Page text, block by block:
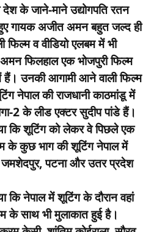
के जाने-माने उद्योगपति रतन
हुए गायक अजीत अमन बहुत जल्द ही
व वीडियो एलबम में भी
फिलहाल एक भोजपुरी फिल्म
उनकी आगामी आने वाली फिल्म
नेपाल की राजधानी काठमांडू में
2 के लीड एक्टर सुदीप पांडे हैं।
कि शूटिंग को लेकर वे पिछले एक
के कुछ भाग की शूटिंग नेपाल में
पटना और उतर प्रदेश
नेपाल में शूटिंग के दौरान वहां
के साथ भी मुलाकात हुई है।